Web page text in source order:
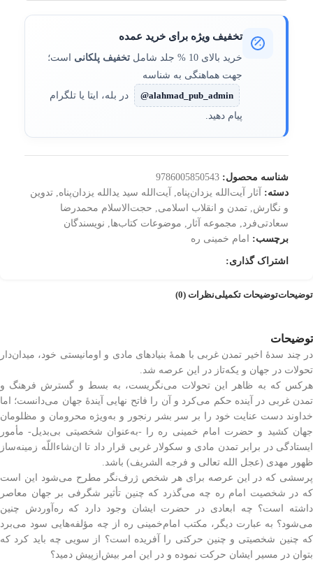
تخفیف ویژه برای خرید عمده
خرید بالای 10 % جلد شامل تخفیف پلکانی است؛
جهت هماهنگی به شناسه
@alahmad_pub_admin
در بله، ایتا یا تلگرام
پیام دهید.
شناسه محصول: 9786005850543
دسته: آثار آیت‌الله یزدان‌پناه, آیت‌الله سید یدالله یزدان‌پناه, تدوین
و نگارش, تمدن و انقلاب اسلامی, حجت‌الاسلام محمدرضا
سعادتی‌فرد, مجموعه آثار , موضوعات کتاب‌ها, نویسندگان
برچسب:
امام خمینی ره
اشتراک گذاری:
توضیحاتتوضیحات تکمیلینظرات (0)
توضیحات
در چند سدۀ اخیر تمدن غربی با همۀ بنیادهای مادی و اومانیستی خود، میدان‌دار
تحولات در جهان و یکه‌تاز در این عرصه شد.
هرکس که به ظاهر این تحولات می‌نگریست، به بسط و گسترش فرهنگ و
تمدن غربی در آینده حکم می‌کرد و آن را فاتح نهایی آیندۀ جهان می‌دانست؛ اما
خداوند دست عنایت خود را بر سر بشر رنجور و به‌ویژه محرومان و مظلومان
جهان کشید و حضرت امام خمینی ره را -به‌عنوان شخصیتی بی‌بدیل- مأمور
ایستادگی در برابر تمدن مادی و سکولار غربی قرار داد تا ان‌شاءاللّه زمینه‌ساز
ظهور مهدی (عجل الله تعالی و فرجه الشریف) باشد.
پرسشی که در این عرصه برای هر شخص ژرف‌نگر مطرح می‌شود این است
که در شخصیت امام ره چه می‌گذرد که چنین تأثیر شگرفی بر جهان معاصر
داشته است؟ چه ابعادی در حضرت ایشان وجود دارد که ره‌آوردش چنین
می‌شود؟ به عبارت دیگر، مکتب امام‌خمینی ره از چه مؤلفه‌هایی سود می‌برد
که چنین شخصیتی و چنین حرکتی را آفریده است؟ از سویی چه باید کرد که
بتوان در مسیر ایشان حرکت نموده و در این امر بیش‌از‌پیش دمید؟